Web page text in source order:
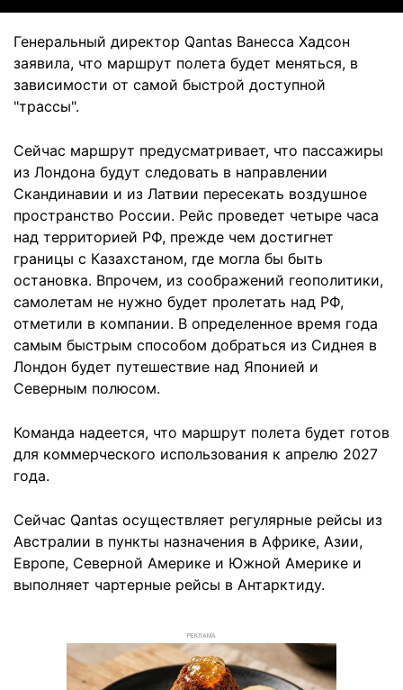
Генеральный директор Qantas Ванесса Хадсон
заявила, что маршрут полета будет меняться, в
зависимости от самой быстрой доступной
"трассы".
Сейчас маршрут предусматривает, что пассажиры
из Лондона будут следовать в направлении
Скандинавии и из Латвии пересекать воздушное
пространство России. Рейс проведет четыре часа
над территорией РФ, прежде чем достигнет
границы с Казахстаном, где могла бы быть
остановка. Впрочем, из соображений геополитики,
самолетам не нужно будет пролетать над РФ,
отметили в компании. В определенное время года
самым быстрым способом добраться из Сиднея в
Лондон будет путешествие над Японией и
Северным полюсом.
Команда надеется, что маршрут полета будет готов
для коммерческого использования к апрелю 2027
года.
Сейчас Qantas осуществляет регулярные рейсы из
Австралии в пункты назначения в Африке, Азии,
Европе, Северной Америке и Южной Америке и
выполняет чартерные рейсы в Антарктиду.
РЕКЛАМА